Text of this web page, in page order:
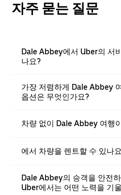
자주 묻는 질문
Dale Abbey에서 Uber의 서
나요?
가장 저렴하게 Dale Abbey
옵션은 무엇인가요?
차량 없이 Dale Abbey 여행
에서 차량을 렌트할 수 있나
Dale Abbey의 승객을 안전
Uber에서는 어떤 노력을 기